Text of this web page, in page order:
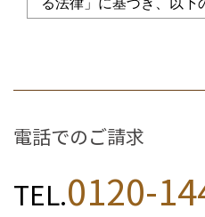
る法律」に基づき、以下
報を収集いたします。 収
す。
電話でのご請求
TEL.0120-